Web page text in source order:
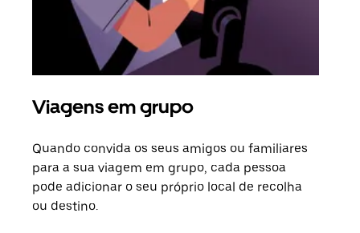
Viagens em grupo
Quando convida os seus amigos ou familiares
para a sua viagem em grupo, cada pessoa
pode adicionar o seu próprio local de recolha
ou destino.